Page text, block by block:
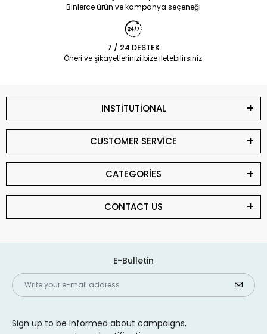
Binlerce ürün ve kampanya seçeneği
7 / 24 DESTEK
Öneri ve şikayetlerinizi bize iletebilirsiniz.
INSTİTUTİONAL
CUSTOMER SERVİCE
CATEGORİES
CONTACT US
E-Bulletin
Sign up to be informed about campaigns,